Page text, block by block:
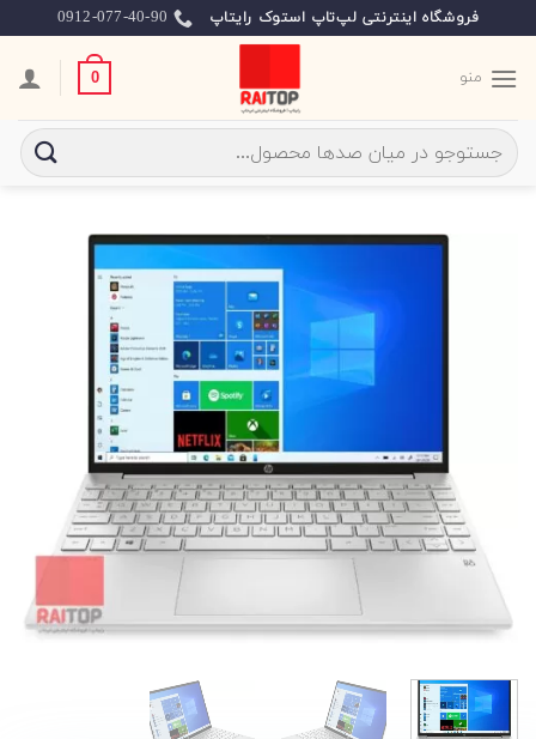
to
content
فروشگاه اینترنتی لپ‌تاپ استوک رایتاپ 0912-077-40-90
منو 0
جستجو
برای: